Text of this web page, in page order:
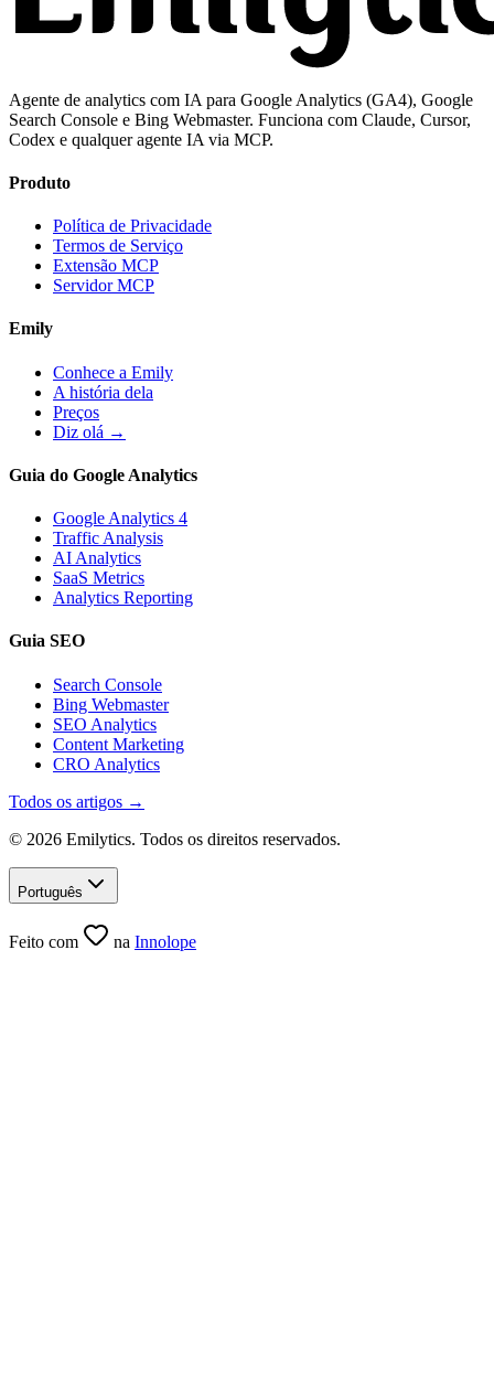
Agente de analytics com IA para Google Analytics (GA4), Google
Search Console e Bing Webmaster. Funciona com Claude, Cursor,
Codex e qualquer agente IA via MCP.
Produto
Política de Privacidade
Termos de Serviço
Extensão MCP
Servidor MCP
Emily
Conhece a Emily
A história dela
Preços
Diz olá →
Guia do Google Analytics
Google Analytics 4
Traffic Analysis
AI Analytics
SaaS Metrics
Analytics Reporting
Guia SEO
Search Console
Bing Webmaster
SEO Analytics
Content Marketing
CRO Analytics
Todos os artigos →
© 2026 Emilytics. Todos os direitos reservados.
Português
Feito com na Innolope